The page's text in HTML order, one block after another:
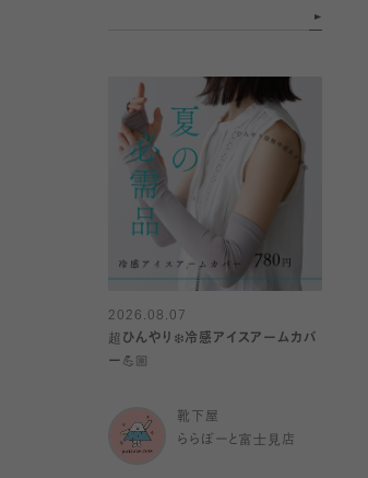
2026.08.07
超ひんやり❄️冷感アイスアームカバ
ー💪🏼
靴下屋
ららぽーと富士見店